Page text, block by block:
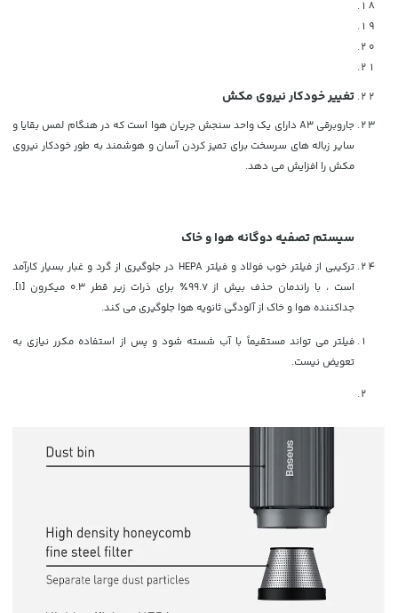
تغییر خودکار نیروی مکش
جاروبرقی A3 دارای یک واحد سنجش جریان هوا است که در هنگام لمس بقایا و
سایر زباله های سرسخت برای تمیز کردن آسان و هوشمند به طور خودکار نیروی
مکش را افزایش می دهد.
سیستم تصفیه دوگانه هوا و خاک
ترکیبی از فیلتر خوب فولاد و فیلتر HEPA در جلوگیری از گرد و غبار بسیار کارآمد
است ، با راندمان حذف بیش از 99.7٪ برای ذرات زیر قطر 0.3 میکرون [1].
جداکننده هوا و خاک از آلودگی ثانویه هوا جلوگیری می کند.
فیلتر می تواند مستقیماً با آب شسته شود و پس از استفاده مکرر نیازی به
تعویض نیست.